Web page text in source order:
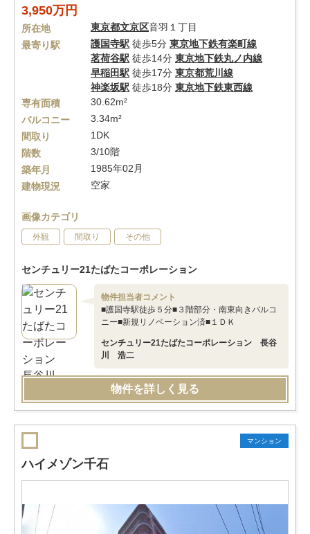
3,950万円
所在地 東京都文京区音羽１丁目
最寄り駅
護国寺駅 徒歩5分 東京地下鉄有楽町線
茗荷谷駅 徒歩14分 東京地下鉄丸ノ内線
早稲田駅 徒歩17分 東京都荒川線
神楽坂駅 徒歩18分 東京地下鉄東西線
専有面積
30.62m²
バルコニー
3.34m²
間取り
1DK
階数
3/10階
築年月
1985年02月
建物現況
空家
画像カテゴリ
外観 間取り その他
センチュリー21たばたコーポレーション
物件担当者コメント
■護国寺駅徒歩５分■３階部分・南東向きバルコ
ニー■新規リノベーション済■１ＤＫ
センチュリー21たばたコーポレーション 長谷
川 浩二
物件を詳しく見る
マンション
ハイメゾン千石